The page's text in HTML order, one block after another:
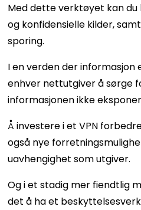
Med dette verktøyet kan
og konfidensielle kilder,
sporing.
I en verden der
enhver nettutgiver å sørge
informasjonen ikke
Å investere i et VPN
også nye
uavhengighet som utgiver.
Og i et stadig mer fiendtlig
det å ha et